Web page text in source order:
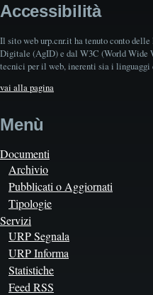
Accessibilità
Il sito web urp.cnr.it ha tenuto conto
Digitale (AgID) e dal W3C (World Wide
tecnici per il web, inerenti sia i
vai alla pagina
Menù
Documenti
Archivio
Pubblicati o Aggiornati
Tipologie
Servizi
URP Segnala
URP Informa
Statistiche
Feed RSS